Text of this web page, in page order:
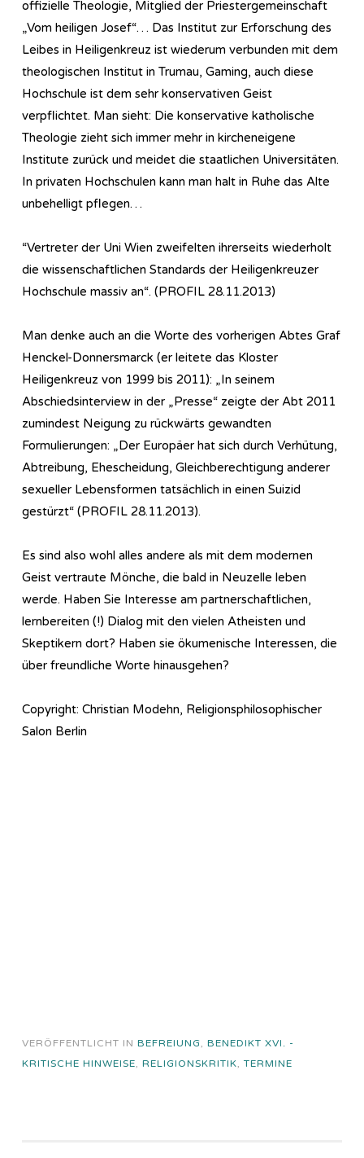
offizielle Theologie, Mitglied der Priestergemeinschaft
„Vom heiligen Josef“… Das Institut zur Erforschung des
Leibes in Heiligenkreuz ist wiederum verbunden mit dem
theologischen Institut in Trumau, Gaming, auch diese
Hochschule ist dem sehr konservativen Geist
verpflichtet. Man sieht: Die konservative katholische
Theologie zieht sich immer mehr in kircheneigene
Institute zurück und meidet die staatlichen Universitäten.
In privaten Hochschulen kann man halt in Ruhe das Alte
unbehelligt pflegen…
“Vertreter der Uni Wien zweifelten ihrerseits wiederholt
die wissenschaftlichen Standards der Heiligenkreuzer
Hochschule massiv an“. (PROFIL 28.11.2013)
Man denke auch an die Worte des vorherigen Abtes Graf
Henckel-Donnersmarck (er leitete das Kloster
Heiligenkreuz von 1999 bis 2011): „In seinem
Abschiedsinterview in der „Presse“ zeigte der Abt 2011
zumindest Neigung zu rückwärts gewandten
Formulierungen: „Der Europäer hat sich durch Verhütung,
Abtreibung, Ehescheidung, Gleichberechtigung anderer
sexueller Lebensformen tatsächlich in einen Suizid
gestürzt“ (PROFIL 28.11.2013).
Es sind also wohl alles andere als mit dem modernen
Geist vertraute Mönche, die bald in Neuzelle leben
werde. Haben Sie Interesse am partnerschaftlichen,
lernbereiten (!) Dialog mit den vielen Atheisten und
Skeptikern dort? Haben sie ökumenische Interessen, die
über freundliche Worte hinausgehen?
Copyright: Christian Modehn, Religionsphilosophischer
Salon Berlin
VERÖFFENTLICHT IN BEFREIUNG, BENEDIKT XVI. -
KRITISCHE HINWEISE, RELIGIONSKRITIK, TERMINE